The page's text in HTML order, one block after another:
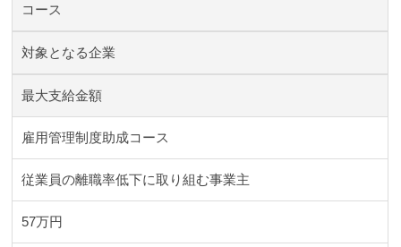
コース
対象となる企業
最大支給金額
雇用管理制度助成コース
従業員の離職率低下に取り組む事業主
57万円